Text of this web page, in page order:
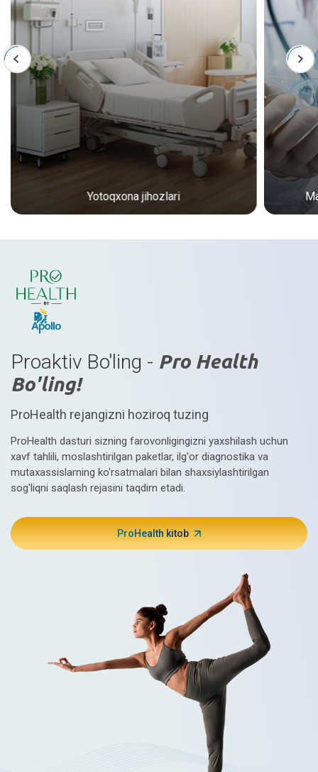
Yotoqxona jihozlari
Proaktiv Bo'ling - Pro Health
Bo'ling!
ProHealth rejangizni hoziroq tuzing
ProHealth dasturi sizning farovonligingizni yaxshilash uchun
xavf tahlili, moslashtirilgan paketlar, ilg'or diagnostika va
mutaxassislarning ko'rsatmalari bilan shaxsiylashtirilgan
sog'liqni saqlash rejasini taqdim etadi.
ProHealth kitob